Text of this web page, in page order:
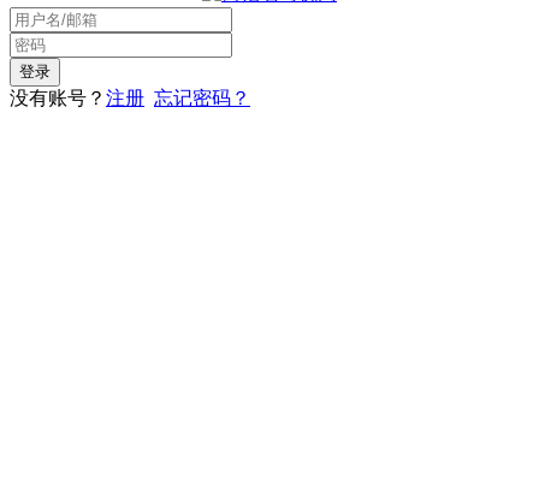
没有账号？ 注册 忘记密码？